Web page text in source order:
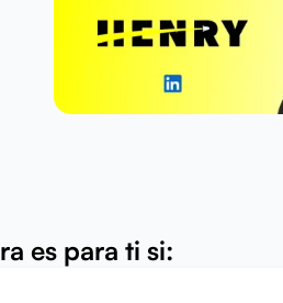
es para ti si: